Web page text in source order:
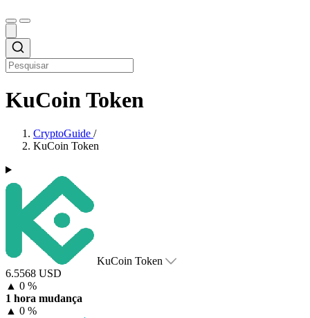
KuCoin Token
CryptoGuide /
KuCoin Token
KuCoin Token
6.5568 USD
▲ 0 %
1 hora mudança
▲ 0 %